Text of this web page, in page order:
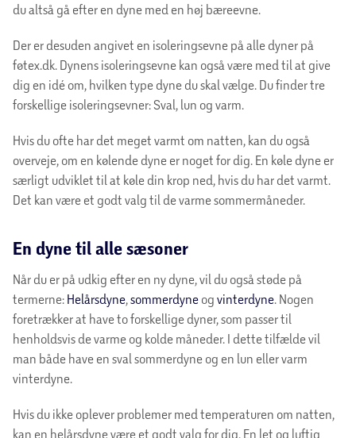
du altså gå efter en dyne med en høj bæreevne.
Der er desuden angivet en isoleringsevne på alle dyner på
føtex.dk. Dynens isoleringsevne kan også være med til at give
dig en idé om, hvilken type dyne du skal vælge. Du finder tre
forskellige isoleringsevner: Sval, lun og varm.
Hvis du ofte har det meget varmt om natten, kan du også
overveje, om en kølende dyne er noget for dig. En køle dyne er
særligt udviklet til at køle din krop ned, hvis du har det varmt.
Det kan være et godt valg til de varme sommermåneder.
En dyne til alle sæsoner
Når du er på udkig efter en ny dyne, vil du også støde på
termerne: Helårsdyne sommerdyne og vinterdyne . Nogen
foretrækker at have to forskellige dyner, som passer til
henholdsvis de varme og kolde måneder. I dette tilfælde vil
man både have en sval sommerdyne og en lun eller varm
vinterdyne.
Hvis du ikke oplever problemer med temperaturen om natten,
kan en helårsdyne være et godt valg for dig. En let og luftig